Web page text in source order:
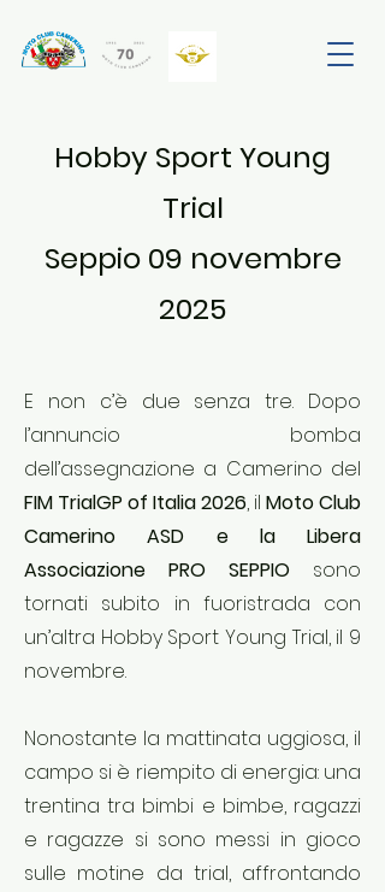
Hobby Sport Young
Trial
Seppio 09 novembre
2025
E non c’è due senza tre. Dopo
l’annuncio bomba
dell’assegnazione a Camerino del
FIM TrialGP of Italia 2026, il Moto Club
Camerino ASD e la Libera
Associazione PRO SEPPIO sono
tornati subito in fuoristrada con
un’altra Hobby Sport Young Trial, il 9
novembre.
Nonostante la mattinata uggiosa, il
campo si è riempito di energia: una
trentina tra bimbi e bimbe, ragazzi
e ragazze si sono messi in gioco
sulle motine da trial, affrontando